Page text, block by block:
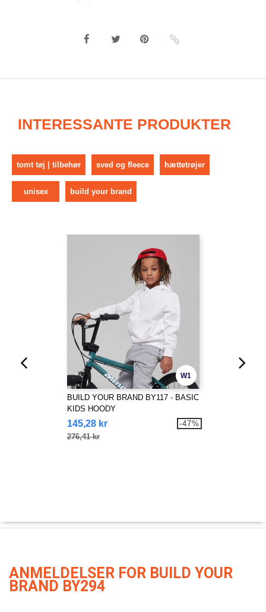
INTERESSANTE PRODUKTER
tomt tøj | tilbehør sved og fleece hættetrøjer
unisex build your brand
W1
BUILD YOUR BRAND BY117 - BASIC
KIDS HOODY
145,28 kr
276,41 kr
-47%
ANMELDELSER FOR BUILD YOUR
BRAND BY294